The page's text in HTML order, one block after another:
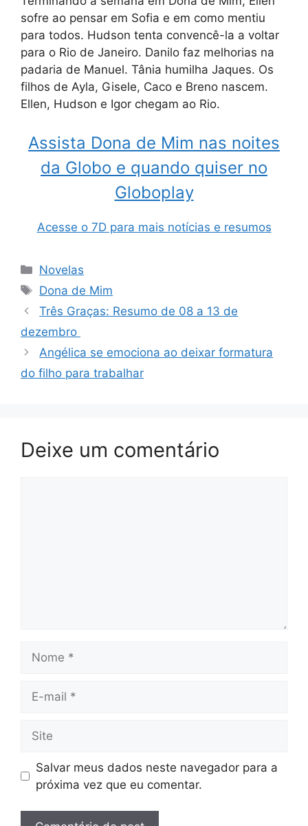
sofre ao pensar em Sofia e em como mentiu
para todos. Hudson tenta convencê-la a voltar
para o Rio de Janeiro. Danilo faz melhorias na
padaria de Manuel. Tânia humilha Jaques. Os
filhos de Ayla, Gisele, Caco e Breno nascem.
Ellen, Hudson e Igor chegam ao Rio.
Assista Dona de Mim nas noites
da Globo e quando quiser no
Globoplay
Acesse o 7D para mais notícias e resumos
Categorias
Novelas
Tags
Dona de Mim
Três Graças: Resumo de 08 a 13 de
dezembro
Angélica se emociona ao deixar formatura
do filho para trabalhar
Deixe um comentário
mail
Salvar meus dados neste navegador para a
próxima vez que eu comentar.